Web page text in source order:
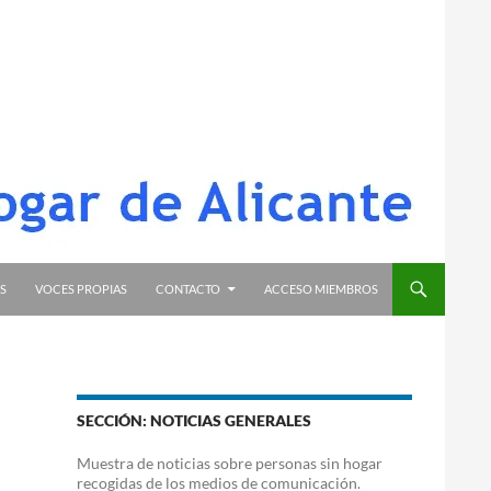
VOCES PROPIAS CONTACTO ACCESO MIEMBROS
SECCIÓN: NOTICIAS GENERALES
Muestra de noticias sobre personas sin hogar
recogidas de los medios de comunicación.